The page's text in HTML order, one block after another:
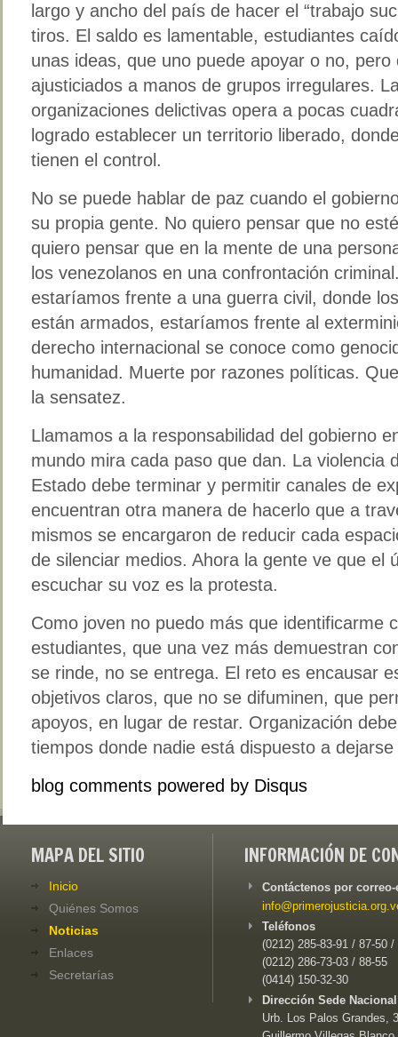
largo y ancho del país de hacer el “trabajo
tiros. El saldo es lamentable, estudiantes
unas ideas, que uno puede apoyar o no,
ajusticiados a manos de grupos irregulares.
organizaciones delictivas opera a pocas
logrado establecer un territorio liberado,
tienen el control.
No se puede hablar de paz cuando el
su propia gente. No quiero pensar que no
quiero pensar que en la mente de una
los venezolanos en una confrontación
estaríamos frente a una guerra civil, donde
están armados, estaríamos frente al
derecho internacional se conoce como
humanidad. Muerte por razones políticas.
la sensatez.
Llamamos a la responsabilidad del gobierno
mundo mira cada paso que dan. La violencia
Estado debe terminar y permitir canales de
encuentran otra manera de hacerlo que a
mismos se encargaron de reducir cada
de silenciar medios. Ahora la gente ve que el
escuchar su voz es la protesta.
Como joven no puedo más que identificarme
estudiantes, que una vez más demuestran
se rinde, no se entrega. El reto es encausar
objetivos claros, que no se difuminen, que
apoyos, en lugar de restar. Organización
tiempos donde nadie está dispuesto a
blog comments powered by Disqus
MAPA DEL SITIO
Inicio
Quiénes Somos
Noticias
Enlaces
Secretarías
INFORMACIÓN DE
Contáctenos por
Teléfonos
(0212) 285-83-91 / 87-50 /
(0212) 286-73-03 / 88-55
(0414) 150-32-30
Dirección Sede
Urb. Los Palos Grandes,